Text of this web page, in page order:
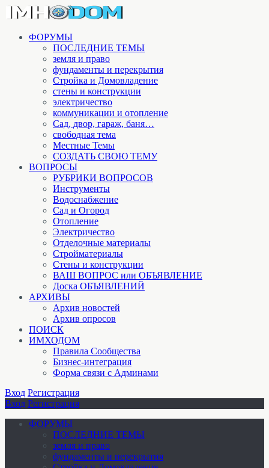
ФОРУМЫ
ПОСЛЕДНИЕ ТЕМЫ
земля и право
фундаменты и перекрытия
Стройка и Домовладение
стены и конструкции
электричество
коммуникации и отопление
Cад, двор, гараж, баня…
свободная тема
Местные Темы
СОЗДАТЬ СВОЮ ТЕМУ
ВОПРОСЫ
РУБРИКИ ВОПРОСОВ
Инструменты
Водоснабжение
Сад и Огород
Отопление
Электричество
Отделочные материалы
Стройматериалы
Стены и конструкции
ВАШ ВОПРОС или ОБЪЯВЛЕНИЕ
Доска ОБЪЯВЛЕНИЙ
АРХИВЫ
Архив новостей
Архив опросов
ПОИСК
ИМХОДОМ
Правила Сообщества
Бизнес-интеграция
Форма связи с Админами
Вход Регистрация
Вход Регистрация
ФОРУМЫ
ПОСЛЕДНИЕ ТЕМЫ
земля и право
фундаменты и перекрытия